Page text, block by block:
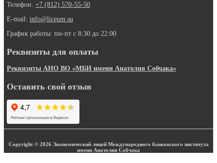
Телефон: +7 (812) 570-55-50
E-mail: info@liceum.su
График работы: пн-пт с 8:30 до 22:00
Реквизиты для оплаты
Реквизиты АНО ВО «МБИ имени Анатолия Собчака»
Оставить свой отзыв
Copyright © 2026 Экономический лицей Международного банковского института
имени Анатолия Собчака